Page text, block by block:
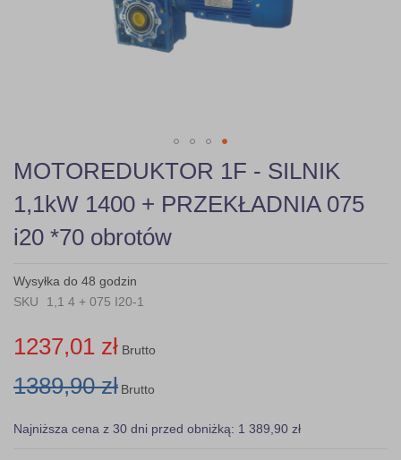
Skip
to
the
beginning
of
the
gallery
MOTOREDUKTOR 1F - SILNIK
1,1kW 1400 + PRZEKŁADNIA 075
i20 *70 obrotów
Wysyłka do 48 godzin
SKU
1,1 4 + 075 I20-1
1237,01 zł Brutto
1389,90 zł Brutto
Najniższa cena z 30 dni przed obniżką: 1 389,90 zł